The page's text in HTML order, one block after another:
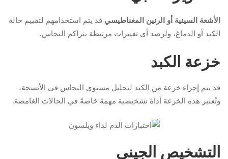
الأشعة السينية أو الرنين المغناطيسي قد يتم استخدامهم لتقييم حالة
الكبد أو الدماغ، ولرصد أي تغييرات مرتبطة بتراكم النحاس.
خزعة الكبد
قد يتم إجراء خزعة من الكبد لتحليل مستوى النحاس في الأنسجة،
وتُعتبر هذه الخزعة أداة تشخيصية مهمة خاصةً في الحالات الغامضة.
التشخيص الجيني